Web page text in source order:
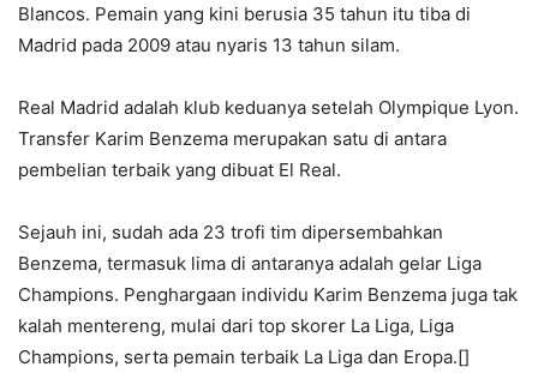
Blancos. Pemain yang kini berusia 35 tahun itu tiba di
Madrid pada 2009 atau nyaris 13 tahun silam.
Real Madrid adalah klub keduanya setelah Olympique Lyon.
Transfer Karim Benzema merupakan satu di antara
pembelian terbaik yang dibuat El Real.
Sejauh ini, sudah ada 23 trofi tim dipersembahkan
Benzema, termasuk lima di antaranya adalah gelar Liga
Champions. Penghargaan individu Karim Benzema juga tak
kalah mentereng, mulai dari top skorer La Liga, Liga
Champions, serta pemain terbaik La Liga dan Eropa.[]